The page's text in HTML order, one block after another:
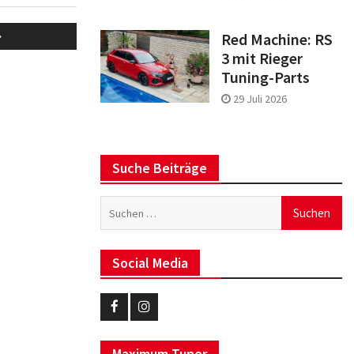
Red Machine: RS
3 mit Rieger
Tuning-Parts
29 Juli 2026
Suche Beiträge
Social Media
FacebookInstagram